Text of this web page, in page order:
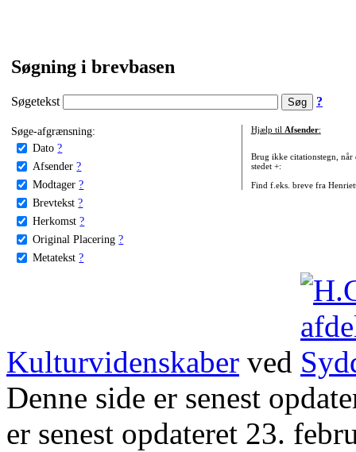
Søgning i brevbasen
Søgetekst ?
Søge-afgrænsning:
Dato ?
Afsender ?
Modtager ?
Brevtekst ?
Herkomst ?
Original Placering ?
Metatekst ?
Hjælp til Afsender:
Brug ikke citationstegn, når
stedet +:
Find f.eks. breve fra
Kulturvidenskaber ved
Denne side er senest
er senest opdateret 23.